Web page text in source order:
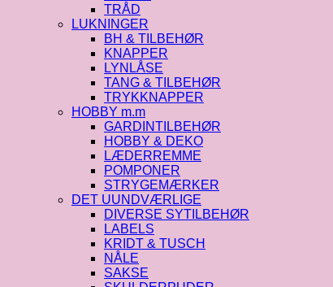
TRÅD
LUKNINGER
BH & TILBEHØR
KNAPPER
LYNLÅSE
TANG & TILBEHØR
TRYKKNAPPER
HOBBY m.m
GARDINTILBEHØR
HOBBY & DEKO
LÆDERREMME
POMPONER
STRYGEMÆRKER
DET UUNDVÆRLIGE
DIVERSE SYTILBEHØR
LABELS
KRIDT & TUSCH
NÅLE
SAKSE